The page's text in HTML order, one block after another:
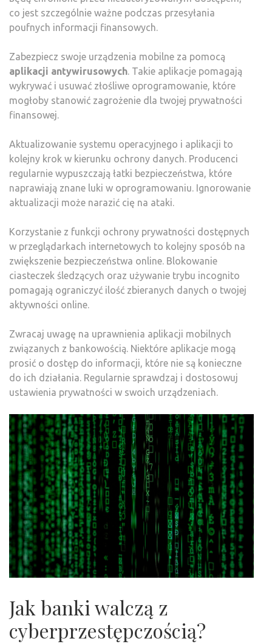
co jest szczególnie ważne podczas przesyłania
poufnych informacji finansowych.
Zabezpiecz swoje urządzenia mobilne za pomocą
aplikacji antywirusowych. Takie aplikacje pomagają
wykrywać i usuwać złośliwe oprogramowanie, które
mogłoby stanowić zagrożenie dla twojej prywatności
finansowej.
Aktualizowanie systemu operacyjnego i aplikacji to
kolejny krok w kierunku ochrony danych. Producenci
regularnie wypuszczają łatki bezpieczeństwa, które
naprawiają znane luki w oprogramowaniu. Ignorowanie
aktualizacji może narazić cię na ataki.
Korzystanie z funkcji ochrony prywatności dostępnych
w przeglądarkach internetowych to kolejny sposób na
zwiększenie bezpieczeństwa online. Blokowanie
ciasteczek śledzących oraz używanie trybu incognito
pomagają ograniczyć ilość zbieranych danych o twojej
aktywności online.
Zwracaj uwagę na uprawnienia aplikacji mobilnych
związanych z bankowością. Niektóre aplikacje mogą
prosić o dostęp do informacji, które nie są konieczne
do ich działania. Regularnie sprawdzaj i dostosowuj
ustawienia prywatności w swoich urządzeniach.
Jak banki walczą z
cyberprzestępczością?